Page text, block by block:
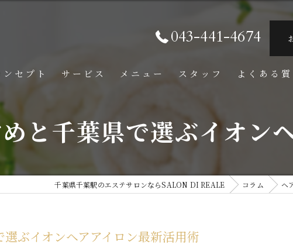
043-441-4674
ンセプト サービス メニュー スタッフ よくある
と千葉県で選ぶイオン
千葉県千葉駅のエステサロンならSALON DI REALE コラム ヘ
ぶイオンヘアアイロン最新活用術